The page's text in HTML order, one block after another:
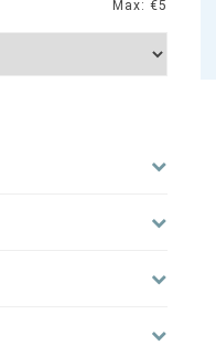
Max: €5